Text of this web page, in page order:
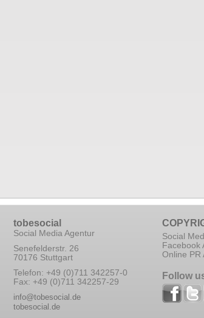
tobesocial
Social Media Agentur
Senefelderstr. 26
70176 Stuttgart
Telefon: +49 (0)711 342257-0
Fax: +49 (0)711 342257-29
info@tobesocial.de
tobesocial.de
Social
Facebook
Online PR
Follow